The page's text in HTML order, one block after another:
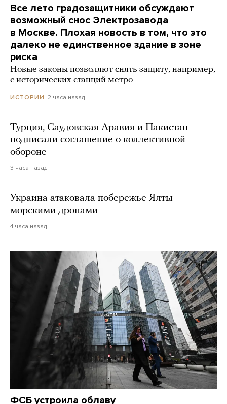
Все лето градозащитники обсуждают
возможный снос Электрозавода
в Москве. Плохая новость в том, что это
далеко не единственное здание в зоне
риска
Новые законы позволяют снять защиту, например,
с исторических станций метро
ИСТОРИИ 2 часа назад
Турция, Саудовская Аравия и Пакистан
подписали соглашение о коллективной
обороне
3 часа назад
Украина атаковала побережье Ялты
морскими дронами
4 часа назад
ФСБ устроила облаву